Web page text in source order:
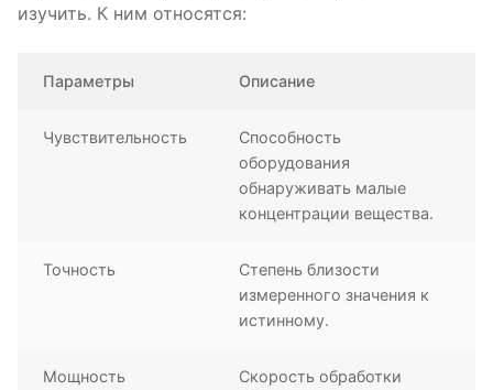
изучить. К ним относятся:
Параметры Описание
Чувствительность
Способность
оборудования
обнаруживать малые
концентрации вещества.
Точность
Степень близости
измеренного значения к
истинному.
Мощность
Скорость обработки